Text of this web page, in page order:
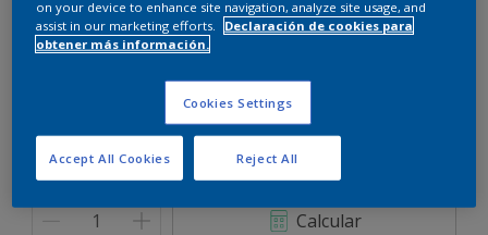
Cambiar de color
Cantidad Calculadora de pintura
Calcular
on your device to enhance site navigation, analyze site usage, and
assist in our marketing efforts.
Declaración de cookies para
obtener más información.
Cookies Settings
Reject All
Accept All Cookies